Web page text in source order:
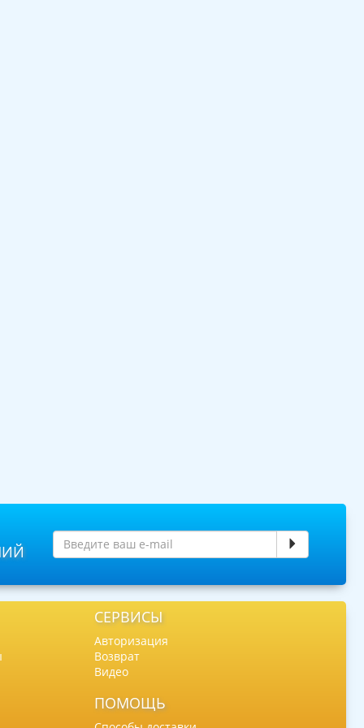
СЕРВИСЫ
Авторизация
Возврат
Видео
ПОМОЩЬ